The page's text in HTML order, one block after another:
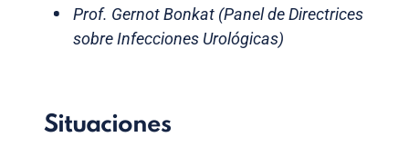
Prof. Gernot Bonkat (Panel de Directrices
sobre Infecciones Urológicas)
Situaciones